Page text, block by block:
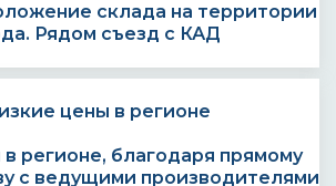
склада на территории
Рядом съезд с КАД
регионе, благодаря прямому
с ведущими производителями